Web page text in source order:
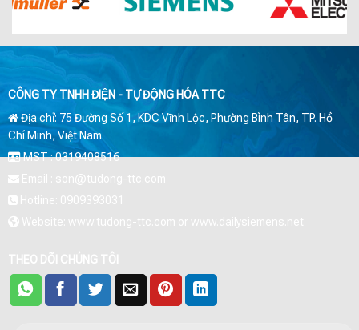
CÔNG TY TNHH ĐIỆN - TỰ ĐỘNG HÓA TTC
Địa chỉ: 75 Đường Số 1, KDC Vĩnh Lộc, Phường Bình Tân, TP. Hồ
Chí Minh, Việt Nam
MST : 0319408516
Email : son@tudong-ttc.com
Hotline: 0909393031
Website: www.tudong-ttc.com or www.dailysiemens.net
THEO DÕI CHÚNG TÔI